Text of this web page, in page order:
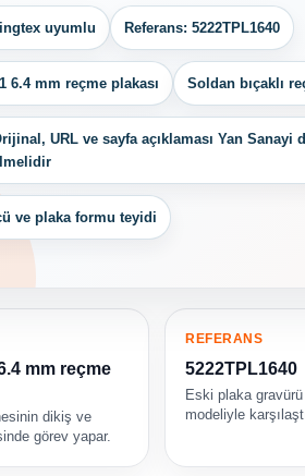
uyumlu Referans: 5222TPL1640
6.4 mm reçme plakası Soldan bıçaklı
URL ve sayfa açıklaması Yan
ve plaka formu teyidi
mm reçme
dikiş ve
görev yapar.
REFERANS
5222TPL1640
Eski plaka
modeliyle